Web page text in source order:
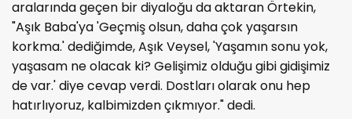
aralarında geçen bir diyaloğu da aktaran Örtekin,
"Aşık Baba'ya 'Geçmiş olsun, daha çok yaşarsın
korkma.' dediğimde, Aşık Veysel, 'Yaşamın sonu yok,
yaşasam ne olacak ki? Gelişimiz olduğu gibi gidişimiz
de var.' diye cevap verdi. Dostları olarak onu hep
hatırlıyoruz, kalbimizden çıkmıyor." dedi.